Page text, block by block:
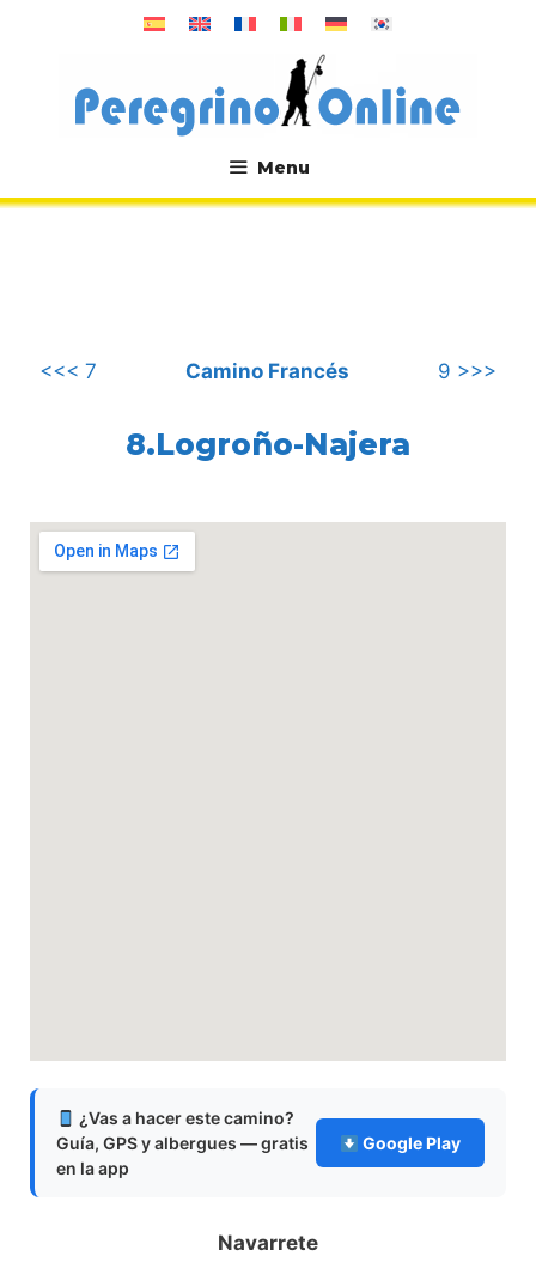
Menu
.
<<< 7 Camino Francés 9 >>>
8.Logroño-Najera
¿Vas a hacer este camino?
Guía, GPS y albergues — gratis
en la app
Google Play
Navarrete